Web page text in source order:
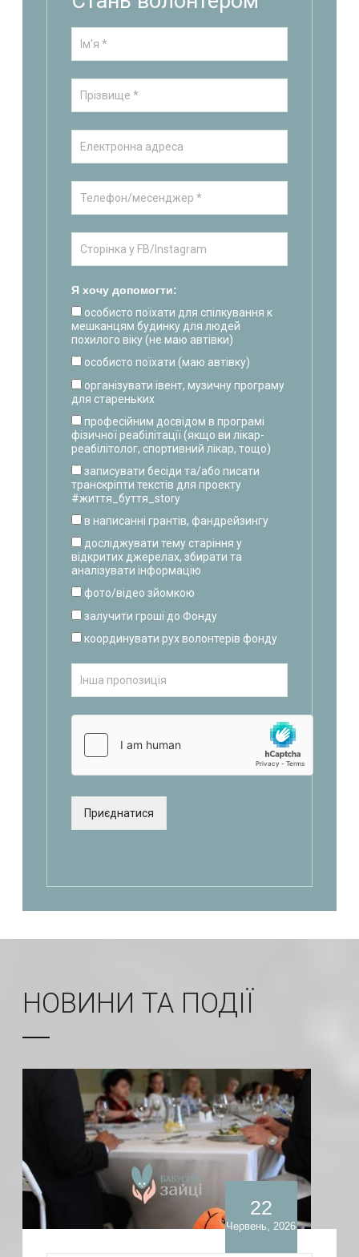
Я хочу допомогти:
особисто поїхати для спілкування к
мешканцям будинку для людей
похилого віку (не маю автівки)
особисто поїхати (маю автівку)
організувати івент, музичну програму
для стареньких
професійним досвідом в програмі
фізичної реабілітації (якщо ви лікар-
реабілітолог, спортивний лікар, тощо)
записувати бесіди та/або писати
транскріпти текстів для проекту
#життя_буття_story
в написанні грантів, фандрейзингу
досліджувати тему старіння у
відкритих джерелах, збирати та
аналізувати інформацію
фото/відео зйомкою
залучити гроші до Фонду
координувати рух волонтерів фонду
НОВИНИ ТА ПОДІЇ
22
Червень, 2026